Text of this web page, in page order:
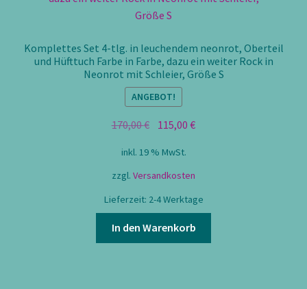
Komplettes Set 4-tlg. in leuchendem neonrot, Oberteil
und Hüfttuch Farbe in Farbe, dazu ein weiter Rock in
Neonrot mit Schleier, Größe S
ANGEBOT!
170,00€ Ursprünglicher
war:
170,00 €
115,00€Aktueller
inkl. 19 % MwSt.
zzgl. Versandkosten
Lieferzeit: 2-4 Werktage
In den Warenkorb